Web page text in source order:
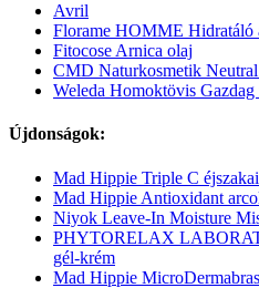
Avril
Florame HOMME Hidratáló
Fitocose Arnica olaj
CMD Naturkosmetik Neutral
Weleda Homoktövis Gazdag
Újdonságok:
Mad Hippie Triple C
Mad Hippie Antioxidant
Niyok Leave-In Moisture
PHYTORELAX
gél-krém
Mad Hippie